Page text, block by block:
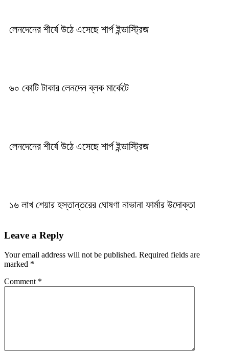
লেনদেনের শীর্ষে উঠে এসেছে শার্প ইন্ডাস্ট্রিজ
৬০ কোটি টাকার লেনদেন ব্লক মার্কেটে
লেনদেনের শীর্ষে উঠে এসেছে শার্প ইন্ডাস্ট্রিজ
১৬ লাখ শেয়ার হস্তান্তরের ঘোষণা নাভানা ফার্মার উদোক্তা
Leave a Reply
Your email address will not be published. Required fields are
marked *
Comment *